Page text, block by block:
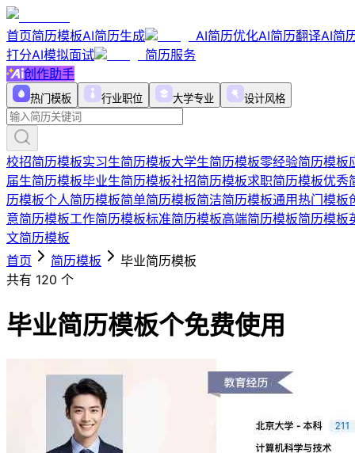
首页简历模板AI简历生成 AI简历优化AI简历翻译AI简
打分AI模拟面试
简历服务
创作助手
热门模板 行业职位 大学专业 设计风格
校招简历模板实习生简历模板大学生简历模板零经验简历模板
届生简历模板毕业生简历模板社招简历模板求职简历模板优秀
历模板个人简历模板简单简历模板简洁简历模板通用热门模板
意简历模板工作简历模板标准简历模板高端简历模板简历模板
文简历模板
首页
简历模板
毕业简历模板
共有 120 个
毕业简历模板个免费使用